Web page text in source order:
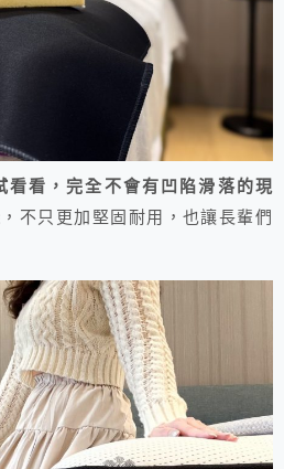
看看，完全不會有凹陷滑落的現
，不只更加堅固耐用，也讓長輩們